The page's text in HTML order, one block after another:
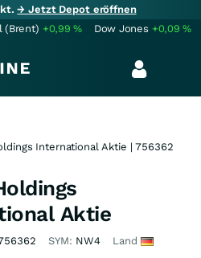
→ Jetzt Depot eröffnen
(Brent) +0,99% Dow Jones +0,09%
International Aktie | 756362
Aktie
SYM: NW4 Land